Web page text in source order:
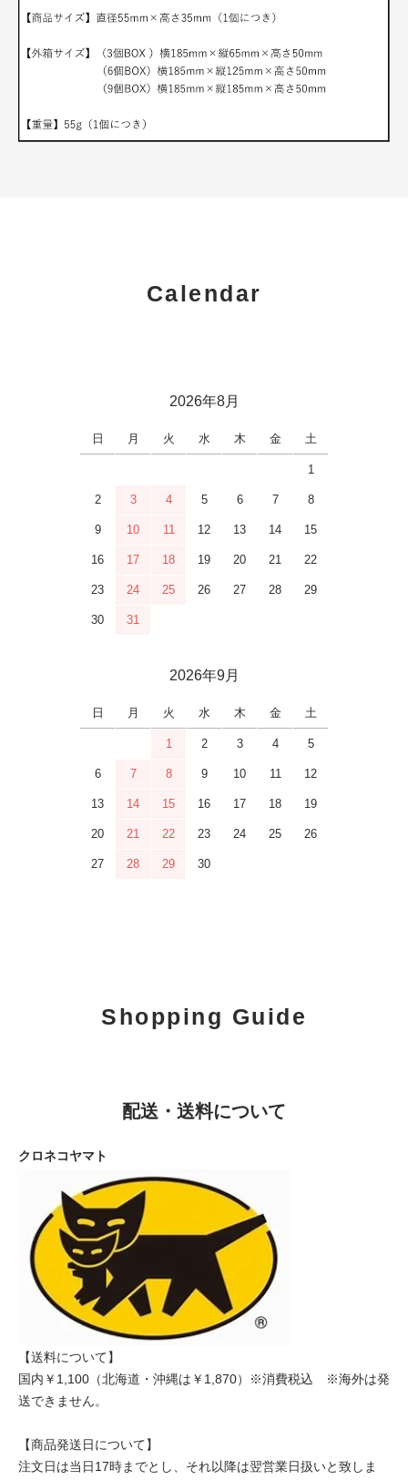
Calendar
2026年8月
日 月 火 水 木 金 土
1
2 3 4 5 6 7 8
9 10 11 12 13 14 15
16 17 18 19 20 21 22
23 24 25 26 27 28 29
30 31
2026年9月
日 月 火 水 木 金 土
1 2 3 4 5
6 7 8 9 10 11 12
13 14 15 16 17 18 19
20 21 22 23 24 25 26
27 28 29 30
Shopping Guide
配送・送料について
クロネコヤマト
【送料について】
国内￥1,100（北海道・沖縄は￥1,870）※消費税込 ※海外は発
送できません。
【商品発送日について】
注文日は当日17時までとし、それ以降は翌営業日扱いと致しま